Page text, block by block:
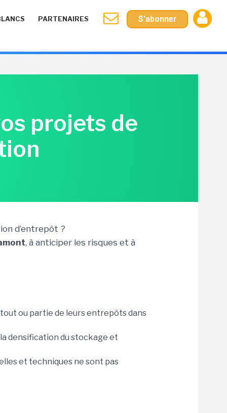
PARTENAIRES S'abonner
projets de
d’entrepôt ?
, à anticiper les risques et à
ou partie de leurs entrepôts dans
densification du stockage et
et techniques ne sont pas